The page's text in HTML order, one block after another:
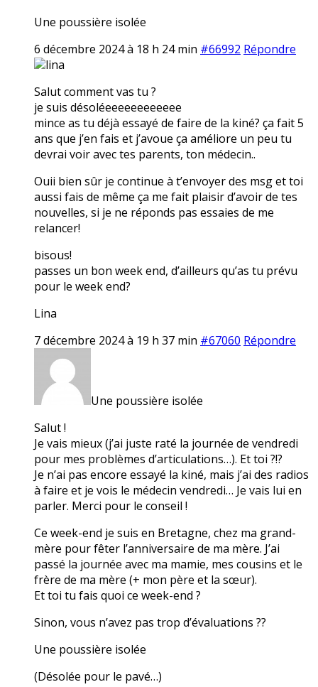
Une poussière isolée
6 décembre 2024 à 18 h 24 min #66992 Répondre
lina
Salut comment vas tu ?
je suis désoléeeeeeeeeeeee
mince as tu déjà essayé de faire de la kiné? ça fait 5
ans que j’en fais et j’avoue ça améliore un peu tu
devrai voir avec tes parents, ton médecin..
Ouii bien sûr je continue à t’envoyer des msg et toi
aussi fais de même ça me fait plaisir d’avoir de tes
nouvelles, si je ne réponds pas essaies de me
relancer!
bisous!
passes un bon week end, d’ailleurs qu’as tu prévu
pour le week end?
Lina
7 décembre 2024 à 19 h 37 min #67060 Répondre
Une poussière isolée
Salut !
Je vais mieux (j’ai juste raté la journée de vendredi
pour mes problèmes d’articulations…). Et toi ?!?
Je n’ai pas encore essayé la kiné, mais j’ai des radios
à faire et je vois le médecin vendredi… Je vais lui en
parler. Merci pour le conseil !
Ce week-end je suis en Bretagne, chez ma grand-
mère pour fêter l’anniversaire de ma mère. J’ai
passé la journée avec ma mamie, mes cousins et le
frère de ma mère (+ mon père et la sœur).
Et toi tu fais quoi ce week-end ?
Sinon, vous n’avez pas trop d’évaluations ??
Une poussière isolée
(Désolée pour le pavé…)